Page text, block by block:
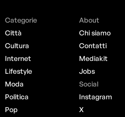
Categorie
Città
Cultura
Internet
Lifestyle
Moda
Politica
Pop
About
Chi siamo
Contatti
Mediakit
Jobs
Social
Instagram
X